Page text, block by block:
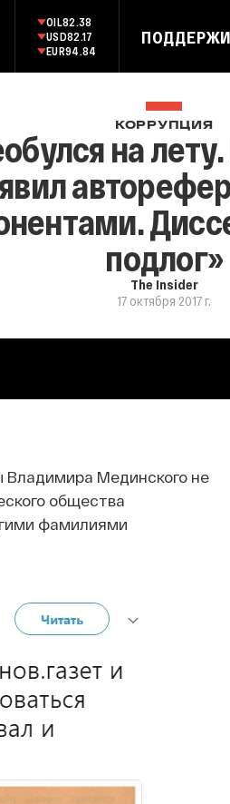
OIL82.38
USD82.17
EUR94.84
КОРРУПЦИЯ
на
подлог»
The Insider
17 октября 2017 г.
Владимира Мединского не
общества
фамилиями